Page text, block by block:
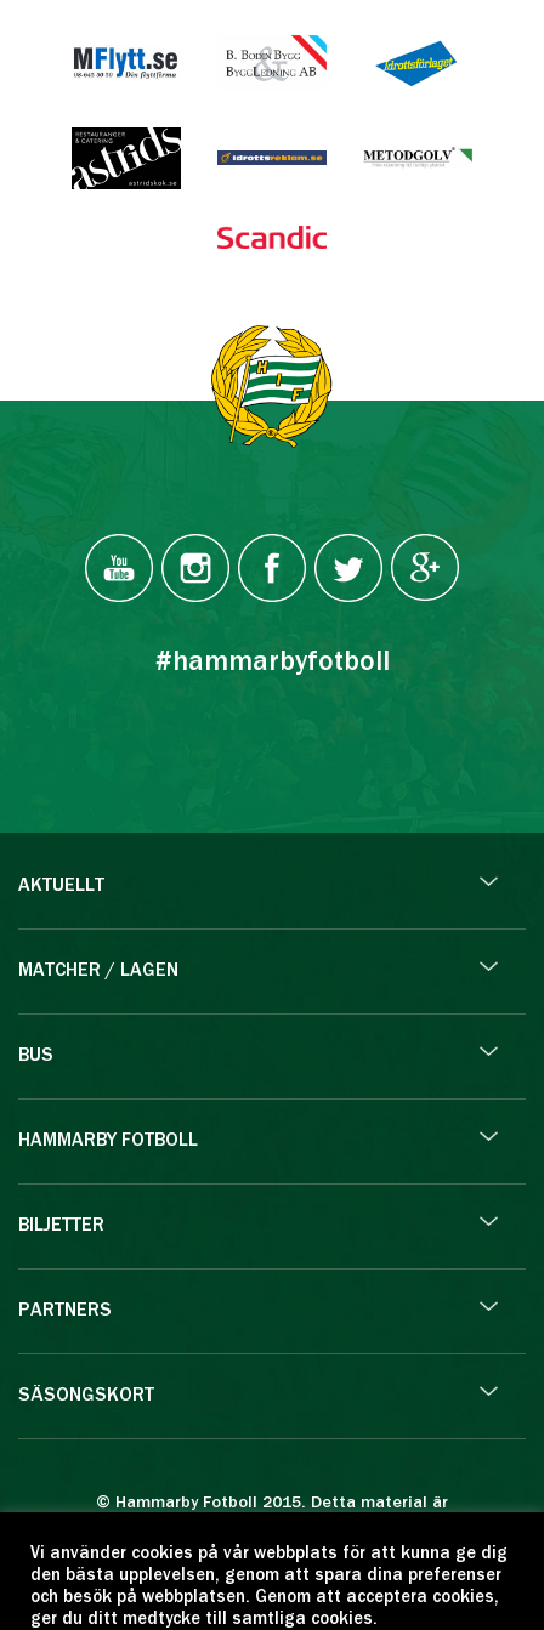
#hammarbyfotboll
AKTUELLT
MATCHER / LAGEN
BUS
HAMMARBY FOTBOLL
BILJETTER
PARTNERS
SÄSONGSKORT
© Hammarby Fotboll 2015. Detta material är
Eftertryck eller annan kopiering är förbjuden.
Citera oss gärna men ange källan:
www.hammarbyfotboll.se. Ansvarig utgivare:
Vi använder cookies på vår webbplats för att kunna ge dig
den bästa upplevelsen, genom att spara dina preferenser
och besök på webbplatsen. Genom att acceptera cookies,
ger du ditt medtycke till samtliga cookies.